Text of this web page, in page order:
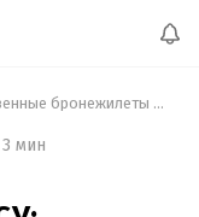
Некачественные бронежилеты для ВСУ: чиновника Минобороны разоблачили на растрате более 100 миллионов
3 мин